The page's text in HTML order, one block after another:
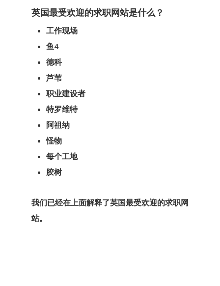
英国最受欢迎的求职网站是什么？
工作现场
鱼4
德科
芦苇
职业建设者
特罗维特
阿祖纳
怪物
每个工地
胶树
我们已经在上面解释了英国最受欢迎的求职网
站。
英国创新者和